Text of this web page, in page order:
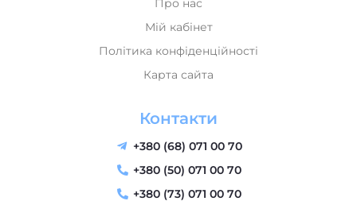
Політика конфіденційності
Карта сайта
Контакти
+380 (73) 071 00 70
send@music-house.in.ua